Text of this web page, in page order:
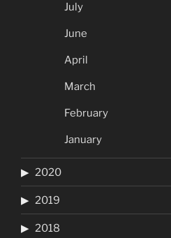
July
June
April
March
February
January
2020
2019
2018